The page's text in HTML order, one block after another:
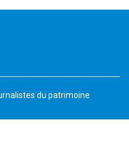
du patrimoine